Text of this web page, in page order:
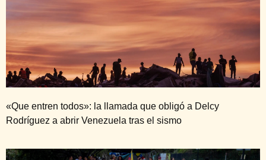
«Que entren todos»: la llamada que obligó a Delcy
Rodríguez a abrir Venezuela tras el sismo